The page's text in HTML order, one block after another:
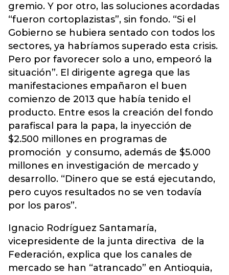
gremio. Y por otro, las soluciones acordadas
“fueron cortoplazistas”, sin fondo. “Si el
Gobierno se hubiera sentado con todos los
sectores, ya habríamos superado esta crisis.
Pero por favorecer solo a uno, empeoró la
situación”. El dirigente agrega que las
manifestaciones empañaron el buen
comienzo de 2013 que había tenido el
producto. Entre esos la creación del fondo
parafiscal para la papa, la inyección de
$2.500 millones en programas de
promoción y consumo, además de $5.000
millones en investigación de mercado y
desarrollo. “Dinero que se está ejecutando,
pero cuyos resultados no se ven todavía
por los paros”.
Ignacio Rodríguez Santamaría,
vicepresidente de la junta directiva de la
Federación, explica que los canales de
mercado se han “atrancado” en Antioquia,